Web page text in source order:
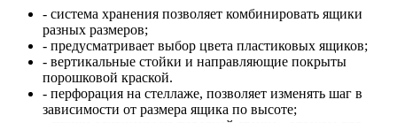
- система хранения позволяет комбинировать ящики
разных размеров;
- предусматривает выбор цвета пластиковых ящиков;
- вертикальные стойки и направляющие покрыты
порошковой краской.
- перфорация на стеллаже, позволяет изменять шаг в
зависимости от размера ящика по высоте;